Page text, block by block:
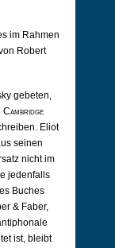
im Rahmen
Robert
gebeten,
Cambridge
Eliot
seinen
nicht im
jedenfalls
Buches
& Faber,
ist, bleibt